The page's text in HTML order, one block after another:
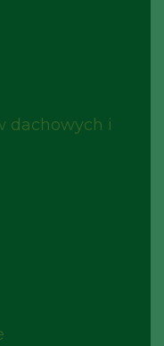
dachowych i